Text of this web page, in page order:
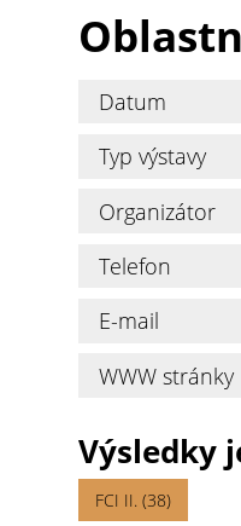
Datum
Typ výstavy
Organizátor
Telefon
E-mail
WWW stránky
Výsledky
FCI II. (38)